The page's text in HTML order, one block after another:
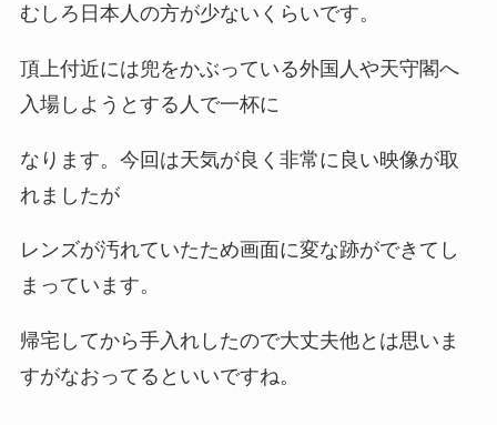
むしろ日本人の方が少ないくらいです。
頂上付近には兜をかぶっている外国人や天守閣へ
入場しようとする人で一杯に
なります。今回は天気が良く非常に良い映像が取
れましたが
レンズが汚れていたため画面に変な跡ができてし
まっています。
帰宅してから手入れしたので大丈夫他とは思いま
すがなおってるといいですね。